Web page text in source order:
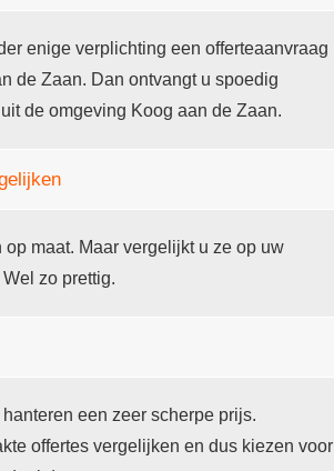
enige verplichting een offerteaanvraag
de Zaan. Dan ontvangt u spoedig
de omgeving Koog aan de Zaan.
maat. Maar vergelijkt u ze op uw
zo prettig.
een zeer scherpe prijs.
offertes vergelijken en dus kiezen voor